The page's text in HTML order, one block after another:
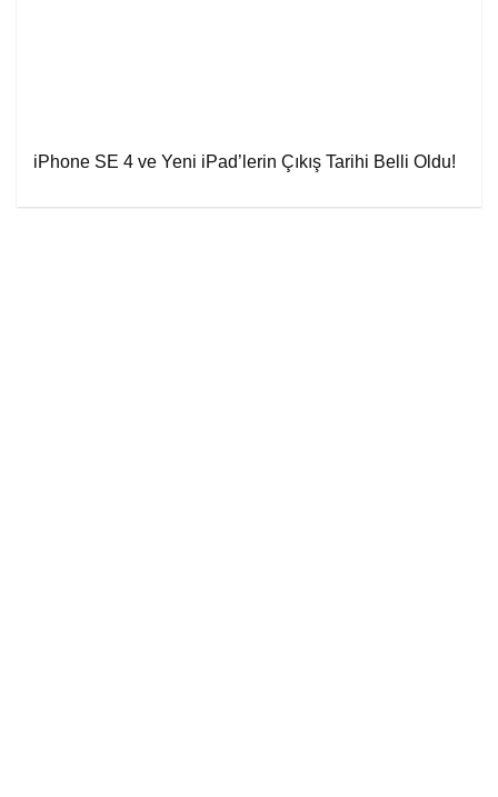
iPhone SE 4 ve Yeni iPad’lerin Çıkış Tarihi Belli Oldu!